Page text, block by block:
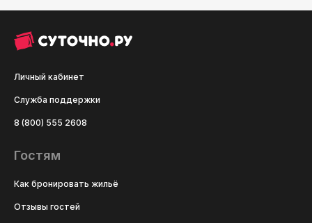
Личный кабинет
Служба поддержки
8 (800) 555 2608
Гостям
Как бронировать жильё
Отзывы гостей